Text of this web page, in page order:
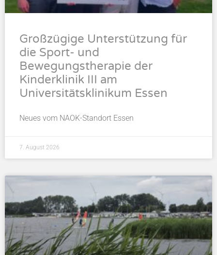
Großzügige Unterstützung für
die Sport- und
Bewegungstherapie der
Kinderklinik III am
Universitätsklinikum Essen
Neues vom NAOK-Standort Essen
7. August 2026